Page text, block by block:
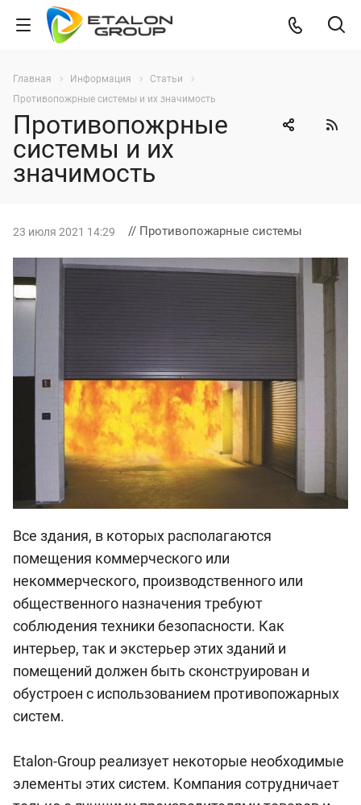
Главная Информация
Статьи
Противопожрные системы и их значимость
Противопожрные
системы и их
значимость
23 июля 2021 14:29 // Противопожарные системы
Все здания, в которых располагаются
помещения коммерческого или
некоммерческого, производственного или
общественного назначения требуют
соблюдения техники безопасности. Как
интерьер, так и экстерьер этих зданий и
помещений должен быть сконструирован и
обустроен с использованием противопожарных
систем.
Etalon-Group реализует некоторые необходимые
элементы этих систем. Компания сотрудничает